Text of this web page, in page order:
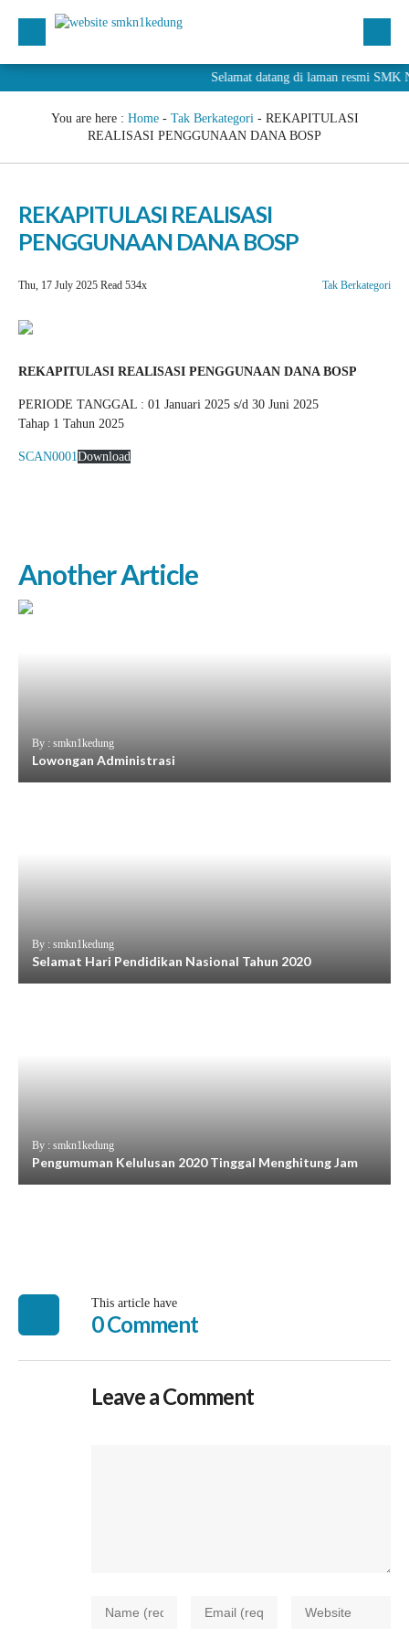
Selamat datang di laman resmi
You are here : Home- Tak Berkategori- REKAPITULASI
REALISASI PENGGUNAAN DANA BOSP
REKAPITULASI REALISASI
PENGGUNAAN DANA BOSP
Thu, 17 July 2025 Read 534x Tak Berkategori
REKAPITULASI REALISASI PENGGUNAAN DANA BOSP
PERIODE TANGGAL : 01 Januari 2025 s/d 30 Juni 2025
Tahap 1 Tahun 2025
SCAN0001Download
Another Article
By : smkn1kedung
Lowongan Administrasi
By : smkn1kedung
Selamat Hari Pendidikan Nasional Tahun 2020
By : smkn1kedung
Pengumuman Kelulusan 2020 Tinggal Menghitung Jam
This article have
0 Comment
Leave a Comment